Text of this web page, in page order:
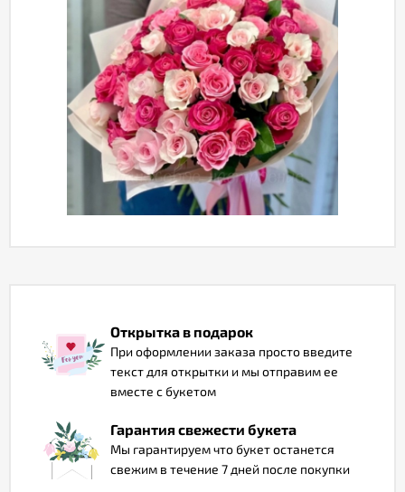
Публичная
конфиденциальности
Открытка в подарок
При оформлении заказа просто введите
текст для открытки и мы отправим ее
вместе с букетом
Гарантия свежести букета
Мы гарантируем что букет останется
свежим в течение 7 дней после покупки